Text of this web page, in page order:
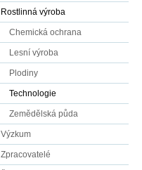
Rostlinná výroba
Chemická ochrana
Lesní výroba
Plodiny
Technologie
Zemědělská půda
Výzkum
Zpracovatelé